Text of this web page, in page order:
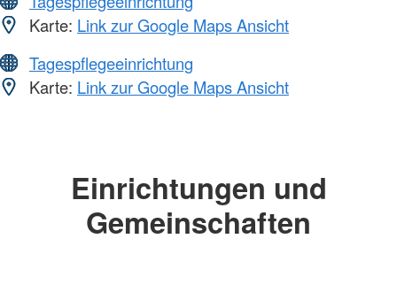
Karte: Link zur Google Maps Ansicht
Tagespflegeeinrichtung
Karte: Link zur Google Maps Ansicht
Einrichtungen und
Gemeinschaften